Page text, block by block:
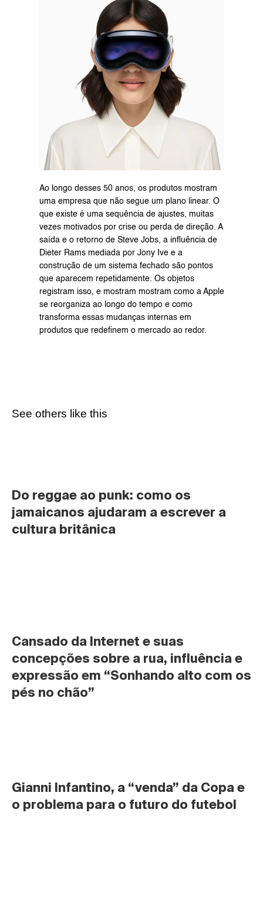
Ao longo desses 50 anos, os produtos mostram
uma empresa que não segue um plano linear. O
que existe é uma sequência de ajustes, muitas
vezes motivados por crise ou perda de direção. A
saída e o retorno de Steve Jobs, a influência de
Dieter Rams mediada por Jony Ive e a
construção de um sistema fechado são pontos
que aparecem repetidamente. Os objetos
registram isso, e mostram mostram como a Apple
se reorganiza ao longo do tempo e como
transforma essas mudanças internas em
produtos que redefinem o mercado ao redor.
See others like this
Do reggae ao punk: como os
jamaicanos ajudaram a escrever a
cultura britânica
Cansado da Internet e suas
concepções sobre a rua, influência e
expressão em “Sonhando alto com os
pés no chão”
Gianni Infantino, a “venda” da Copa e
o problema para o futuro do futebol